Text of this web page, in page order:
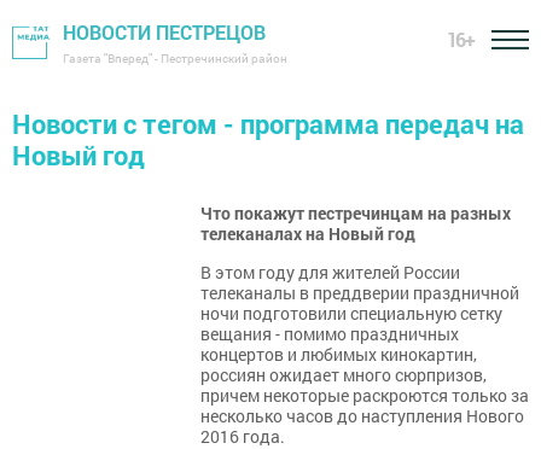
НОВОСТИ ПЕСТРЕЦОВ
Газета "Вперед" - Пестречинский район
16+
Новости с тегом - программа передач на
Новый год
Что покажут пестречинцам на разных
телеканалах на Новый год
В этом году для жителей России
телеканалы в преддверии праздничной
ночи подготовили специальную сетку
вещания - помимо праздничных
концертов и любимых кинокартин,
россиян ожидает много сюрпризов,
причем некоторые раскроются только за
несколько часов до наступления Нового
2016 года.